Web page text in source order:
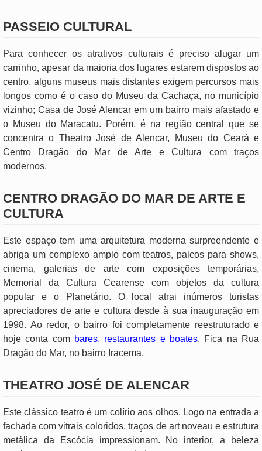
PASSEIO CULTURAL
Para conhecer os atrativos culturais é preciso alugar um
carrinho, apesar da maioria dos lugares estarem dispostos ao
centro, alguns museus mais distantes exigem percursos mais
longos como é o caso do Museu da Cachaça, no município
vizinho; Casa de José Alencar em um bairro mais afastado e
o Museu do Maracatu. Porém, é na região central que se
concentra o Theatro José de Alencar, Museu do Ceará e
Centro Dragão do Mar de Arte e Cultura com traços
modernos.
CENTRO DRAGÃO DO MAR DE ARTE E
CULTURA
Este espaço tem uma arquitetura moderna surpreendente e
abriga um complexo amplo com teatros, palcos para shows,
cinema, galerias de arte com exposições temporárias,
Memorial da Cultura Cearense com objetos da cultura
popular e o Planetário. O local atrai inúmeros turistas
apreciadores de arte e cultura desde à sua inauguração em
1998. Ao redor, o bairro foi completamente reestruturado e
hoje conta com bares, restaurantes e boates. Fica na Rua
Dragão do Mar, no bairro Iracema.
THEATRO JOSÉ DE ALENCAR
Este clássico teatro é um colírio aos olhos. Logo na entrada a
fachada com vitrais coloridos, traços de art noveau e estrutura
metálica da Escócia impressionam. No interior, a beleza